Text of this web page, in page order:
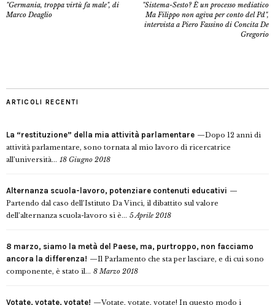
"Germania, troppa virtù fa male", di
Marco Deaglio
"Sistema-Sesto? È un processo mediatico
Ma Filippo non agiva per conto del Pd",
intervista a Piero Fassino di Concita De
Gregorio
ARTICOLI RECENTI
La “restituzione” della mia attività parlamentare
Dopo 12 anni di
attività parlamentare, sono tornata al mio lavoro di ricercatrice
all’università... 18 Giugno 2018
Alternanza scuola-lavoro, potenziare contenuti educativi
Partendo dal caso dell’Istituto Da Vinci, il dibattito sul valore
dell’alternanza scuola-lavoro si è... 5 Aprile 2018
8 marzo, siamo la metà del Paese, ma, purtroppo, non facciamo
ancora la differenza!
Il Parlamento che sta per lasciare, e di cui sono
componente, è stato il... 8 Marzo 2018
Votate, votate, votate!
Votate, votate, votate! In questo modo i